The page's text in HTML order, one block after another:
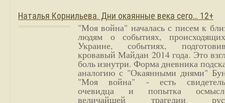
Наталья Корнильева. Дни окаянные века сего… 12+
"Моя война" началась с писем к
людям о событиях,
Украине, событиях,
кровавый Майдан 2014 года. Это
боль изнутри. Форма дневника
аналогию с "Окаянными днями"
"Моя война" - есть
очевидца и попытка
величайшей трагедии